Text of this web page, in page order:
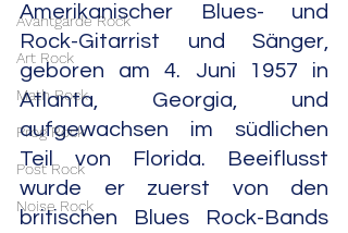
Avantgarde Rock
Art Rock
Math Rock
Prog Rock
Post Rock
Noise Rock
Amerikanischer Blues- und
Rock-Gitarrist und Sänger,
geboren am 4. Juni 1957 in
Atlanta, Georgia, und
aufgewachsen im südlichen
Teil von Florida. Beeiflusst
wurde er zuerst von den
britischen Blues Rock-Bands